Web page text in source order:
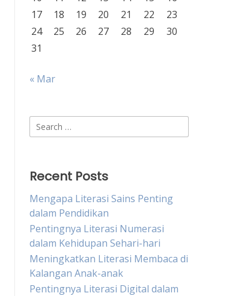
17
18 19 20 21 22
23
24
25 26 27 28 29
30
31
« Mar
Search
for:
Recent Posts
Mengapa Literasi Sains Penting
dalam Pendidikan
Pentingnya Literasi Numerasi
dalam Kehidupan Sehari-hari
Meningkatkan Literasi Membaca di
Kalangan Anak-anak
Pentingnya Literasi Digital dalam